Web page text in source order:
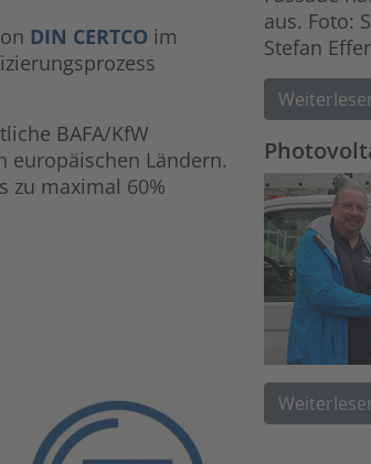
DIN CERTCO im
BAFA/KfW
europäischen Ländern.
zu maximal 60%
aus. Foto:
Stefan